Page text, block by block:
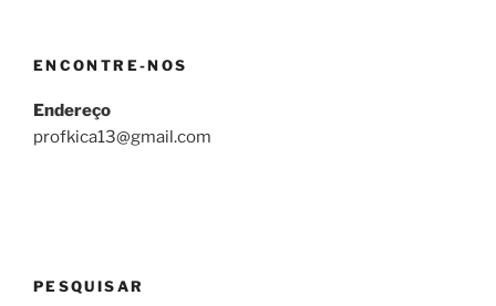
ENCONTRE-NOS
Endereço
profkica13@gmail.com
PESQUISAR